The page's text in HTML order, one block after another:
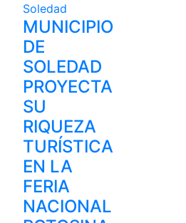
Soledad
MUNICIPIO
DE
SOLEDAD
PROYECTA
SU
RIQUEZA
TURÍSTICA
EN LA
FERIA
NACIONAL